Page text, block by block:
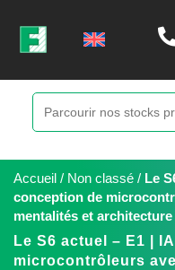
Accueil / Non classé / Le
conception de
mentalités et architecture
Le S6 actuel – E1 |
microcontrôleurs